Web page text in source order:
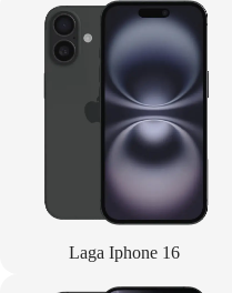
Laga Iphone 16